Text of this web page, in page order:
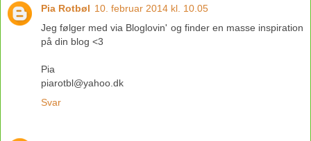
Pia Rotbøl 10. februar 2014 kl. 10.05
Jeg følger med via Bloglovin' og finder en masse inspiration
på din blog <3
Pia
piarotbl@yahoo.dk
Svar